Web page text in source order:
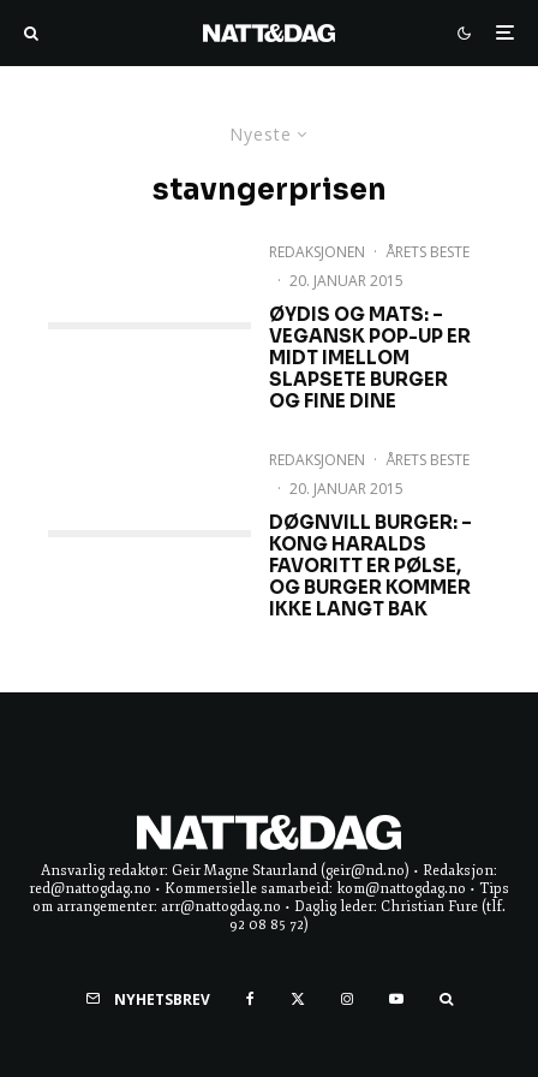
Nyeste
stavngerprisen
REDAKSJONEN · ÅRETS BESTE
· 20. JANUAR 2015
ØYDIS OG MATS: –
VEGANSK POP-UP ER
MIDT IMELLOM
SLAPSETE BURGER
OG FINE DINE
REDAKSJONEN · ÅRETS BESTE
· 20. JANUAR 2015
DØGNVILL BURGER: –
KONG HARALDS
FAVORITT ER PØLSE,
OG BURGER KOMMER
IKKE LANGT BAK
Ansvarlig redaktør: Geir Magne Staurland (geir@nd.no) • Redaksjon:
red@nattogdag.no • Kommersielle samarbeid: kom@nattogdag.no • Tips
om arrangementer: arr@nattogdag.no • Daglig leder: Christian Fure (tlf.
92 08 85 72)
NYHETSBREV